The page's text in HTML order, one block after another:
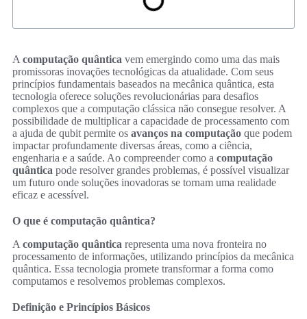
A computação quântica vem emergindo como uma das mais
promissoras inovações tecnológicas da atualidade. Com seus
princípios fundamentais baseados na mecânica quântica, esta
tecnologia oferece soluções revolucionárias para desafios
complexos que a computação clássica não consegue resolver. A
possibilidade de multiplicar a capacidade de processamento com
a ajuda de qubit permite os avanços na computação que podem
impactar profundamente diversas áreas, como a ciência,
engenharia e a saúde. Ao compreender como a computação
quântica pode resolver grandes problemas, é possível visualizar
um futuro onde soluções inovadoras se tornam uma realidade
eficaz e acessível.
O que é computação quântica?
A computação quântica representa uma nova fronteira no
processamento de informações, utilizando princípios da mecânica
quântica. Essa tecnologia promete transformar a forma como
computamos e resolvemos problemas complexos.
Definição e Princípios Básicos